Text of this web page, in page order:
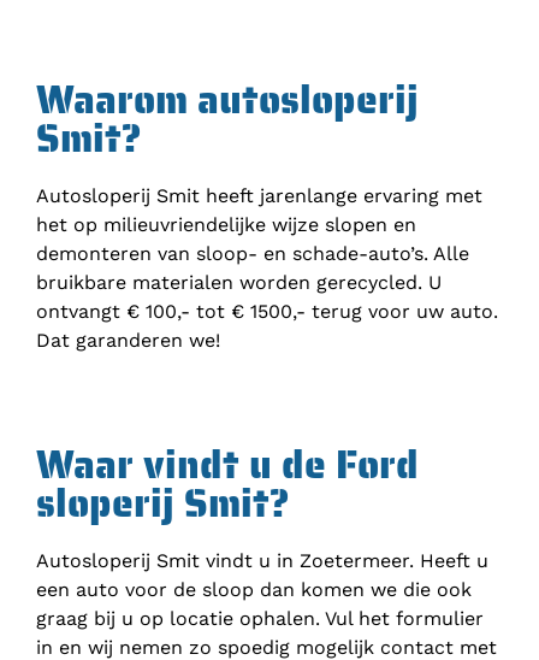
Waarom autosloperij
Smit?
Autosloperij Smit heeft jarenlange ervaring met
het op milieuvriendelijke wijze slopen en
demonteren van sloop- en schade-auto’s. Alle
bruikbare materialen worden gerecycled. U
ontvangt € 100,- tot € 1500,- terug voor uw auto.
Dat garanderen we!
Waar vindt u de Ford
sloperij Smit?
Autosloperij Smit vindt u in Zoetermeer. Heeft u
een auto voor de sloop dan komen we die ook
graag bij u op locatie ophalen. Vul het formulier
in en wij nemen zo spoedig mogelijk contact met